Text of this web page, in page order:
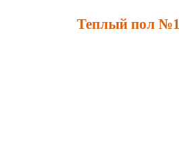
Теплый пол №1